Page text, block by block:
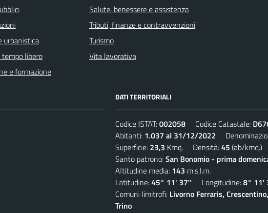
urbanistica
libero
e formazione
Salute, benessere e assistenza
Tributi, finanze e contravvenzioni
Turismo
Vita lavorativa
DATI TERRITORIALI
Codice ISTAT:002058 Codice Catastale:
Abitanti: 1.037 al 31/12/2022
Superficie: 23,3 Kmq. Densità:45 (ab/kmq.)
Santo patrono:San Bonomio - prima
Altitudine media: 143 m.s.l.m.
Latitudine:45° 11' 37'' Longitudine:8° 11'
Comuni limitrofi: Livorno Ferraris,
Trino